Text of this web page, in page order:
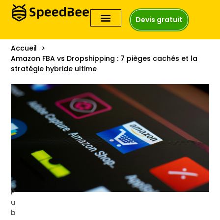
Devis gratuit
Accueil
Amazon FBA vs Dropshipping : 7 pièges cachés et la
stratégie hybride ultime
P
u
b